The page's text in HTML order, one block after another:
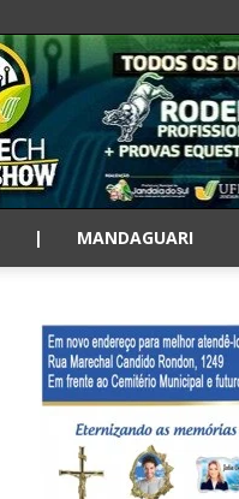
| MANDAGUARI